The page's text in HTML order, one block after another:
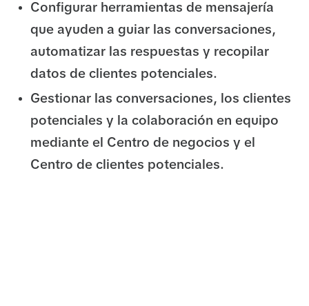
Configurar herramientas de mensajería
que ayuden a guiar las conversaciones,
automatizar las respuestas y recopilar
datos de clientes potenciales.
Gestionar las conversaciones, los clientes
potenciales y la colaboración en equipo
mediante el Centro de negocios y el
Centro de clientes potenciales.